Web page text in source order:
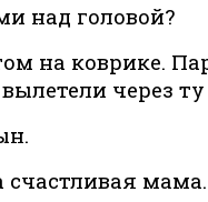
над головой?
на коврике.
через
счастливая мама.